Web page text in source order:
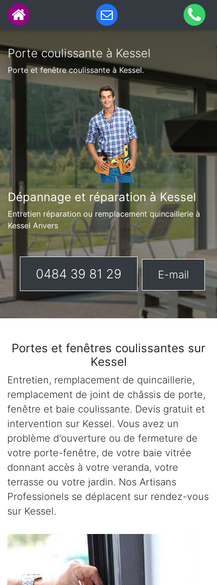
Porte coulissante à Kessel
Porte et fenêtre coulissante à Kessel.
Dépannage et réparation à Kessel
Entretien réparation ou remplacement quincaillerie à
Kessel Anvers
0484 39 81 29 E-mail
Portes et fenêtres coulissantes sur
Kessel
Entretien, remplacement de quincaillerie,
remplacement de joint de châssis de porte,
fenêtre et baie coulissante. Devis gratuit et
intervention sur Kessel. Vous avez un
problème d'ouverture ou de fermeture de
votre porte-fenêtre, de votre baie vitrée
donnant accès à votre veranda, votre
terrasse ou votre jardin. Nos Artisans
Professionels se déplacent sur rendez-vous
sur Kessel.